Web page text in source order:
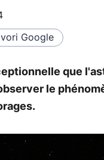
Google
que
le